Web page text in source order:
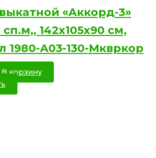
«Аккорд-3»
сп.м,, 142х105х90 см,
1980-А03-130-Мквркор
В корзину